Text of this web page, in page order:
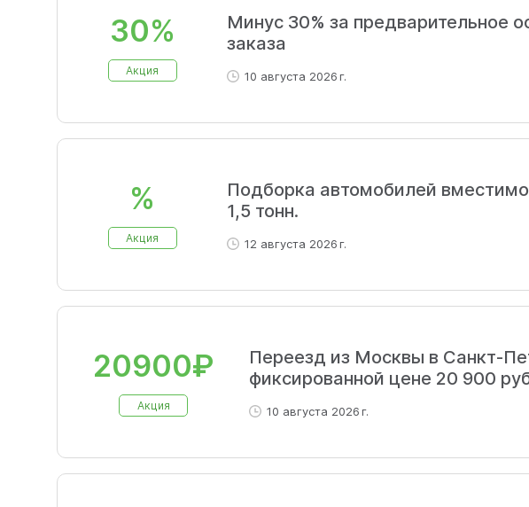
30%
Акция
Минус 30% за предварительное
заказа
10 августа 2026 г.
%
Акция
Подборка автомобилей
1,5 тонн.
12 августа 2026 г.
20900₽
Акция
Переезд из Москвы в Санкт-
фиксированной цене 20 900
10 августа 2026 г.